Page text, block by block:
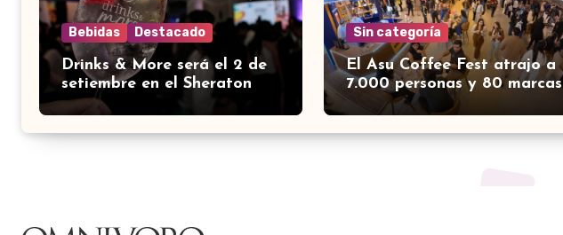
Bebidas Destacado
Drinks & More será el 2 de
setiembre en el Sheraton
Sin categoría
El Asu Coffee Fest atrajo a
7.000 personas y 80 marcas